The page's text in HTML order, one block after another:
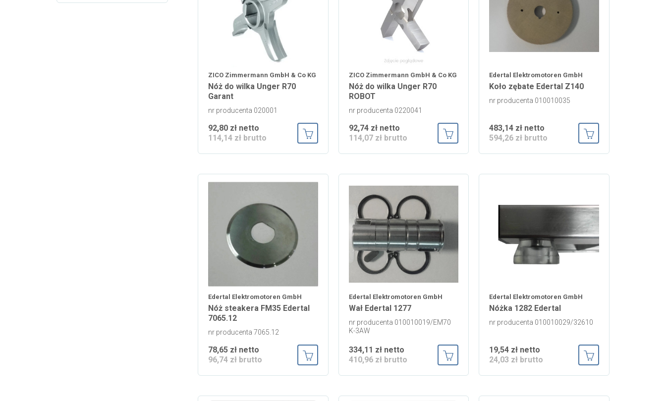
ZICO Zimmermann GmbH & Co KG
Nóż do wilka Unger R70
Garant
nr producenta 020001
92,80 zł netto
114,14 zł brutto
ZICO Zimmermann GmbH & Co KG
Nóż do wilka Unger R70
ROBOT
nr producenta 0220041
92,74 zł netto
114,07 zł brutto
Edertal Elektromotoren GmbH
Koło zębate Edertal Z140
nr producenta 010010035
483,14 zł netto
594,26 zł brutto
Edertal Elektromotoren GmbH
Nóż steakera FM35 Edertal
7065.12
nr producenta 7065.12
78,65 zł netto
96,74 zł brutto
Edertal Elektromotoren GmbH
Wał Edertal 1277
nr producenta 010010019/EM70
K-3AW
334,11 zł netto
410,96 zł brutto
Edertal Elektromotoren GmbH
Nóżka 1282 Edertal
nr producenta 010010029/32610
19,54 zł netto
24,03 zł brutto